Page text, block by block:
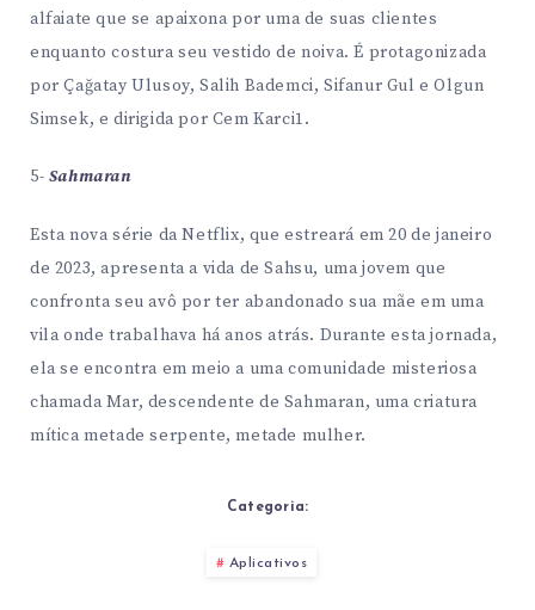
alfaiate que se apaixona por uma de suas clientes
enquanto costura seu vestido de noiva. É protagonizada
por Çağatay Ulusoy, Salih Bademci, Sifanur Gul e Olgun
Simsek, e dirigida por Cem Karci​1​.
5- Sahmaran
Esta nova série da Netflix, que estreará em 20 de janeiro
de 2023, apresenta a vida de Sahsu, uma jovem que
confronta seu avô por ter abandonado sua mãe em uma
vila onde trabalhava há anos atrás. Durante esta jornada,
ela se encontra em meio a uma comunidade misteriosa
chamada Mar, descendente de Sahmaran, uma criatura
mítica metade serpente, metade mulher​.
Categoria:
Aplicativos